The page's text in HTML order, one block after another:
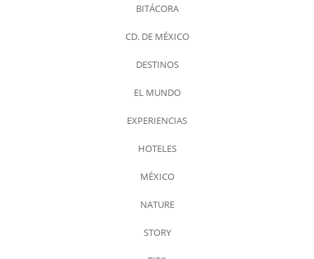
BITÁCORA
CD. DE MÉXICO
DESTINOS
EL MUNDO
EXPERIENCIAS
HOTELES
MÉXICO
NATURE
STORY